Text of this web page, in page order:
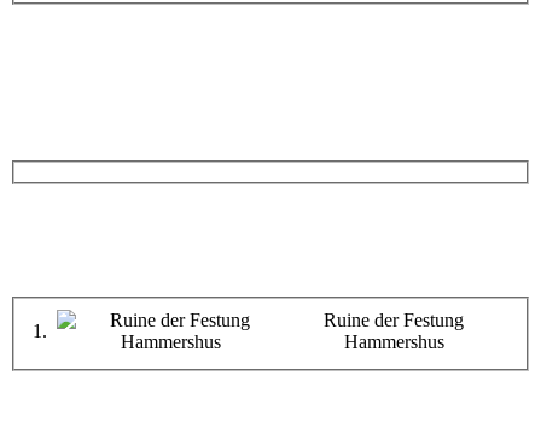
1.
Ruine der Festung
Hammershus